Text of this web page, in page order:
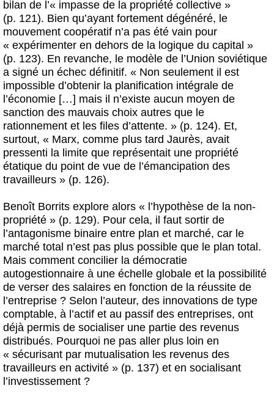
bilan de l’« impasse de la propriété collective »
(p. 121). Bien qu’ayant fortement dégénéré, le
mouvement coopératif n’a pas été vain pour
« expérimenter en dehors de la logique du capital »
(p. 123). En revanche, le modèle de l’Union soviétique
a signé un échec définitif. « Non seulement il est
impossible d’obtenir la planification intégrale de
l’économie […] mais il n’existe aucun moyen de
sanction des mauvais choix autres que le
rationnement et les files d’attente. » (p. 124). Et,
surtout, « Marx, comme plus tard Jaurès, avait
pressenti la limite que représentait une propriété
étatique du point de vue de l’émancipation des
travailleurs » (p. 126).
Benoît Borrits explore alors « l’hypothèse de la non-
propriété » (p. 129). Pour cela, il faut sortir de
l’antagonisme binaire entre plan et marché, car le
marché total n’est pas plus possible que le plan total.
Mais comment concilier la démocratie
autogestionnaire à une échelle globale et la possibilité
de verser des salaires en fonction de la réussite de
l’entreprise ? Selon l’auteur, des innovations de type
comptable, à l’actif et au passif des entreprises, ont
déjà permis de socialiser une partie des revenus
distribués. Pourquoi ne pas aller plus loin en
« sécurisant par mutualisation les revenus des
travailleurs en activité » (p. 137) et en socialisant
l’investissement ?